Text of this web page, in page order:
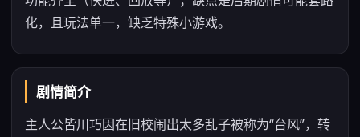
化，且玩法单一，缺乏特殊小游戏。
剧情简介
主人公皆川巧因在旧校闹出太多乱子被称为“台风”，转